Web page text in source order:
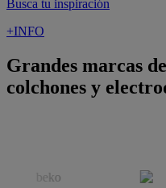
Busca tu inspiración
+INFO
Grandes marcas
colchones y